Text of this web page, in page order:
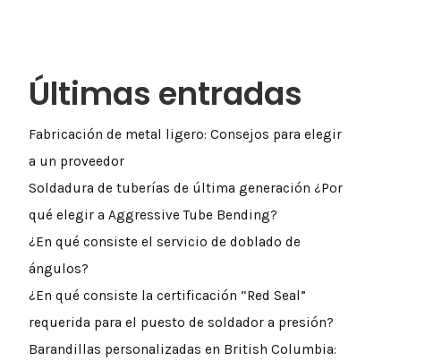
Últimas entradas
Fabricación de metal ligero: Consejos para elegir
a un proveedor
Soldadura de tuberías de última generación ¿Por
qué elegir a Aggressive Tube Bending?
¿En qué consiste el servicio de doblado de
ángulos?
¿En qué consiste la certificación “Red Seal”
requerida para el puesto de soldador a presión?
Barandillas personalizadas en British Columbia: